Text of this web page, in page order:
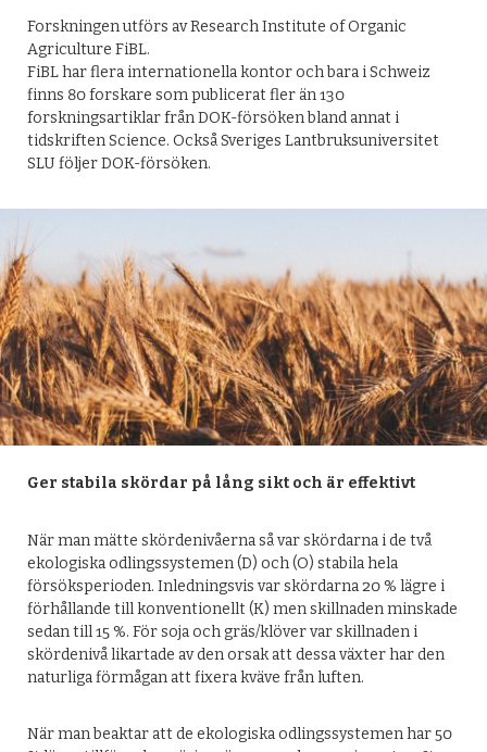
Forskningen utförs av Research Institute of Organic
Agriculture FiBL.
FiBL har flera internationella kontor och bara i Schweiz
finns 80 forskare som publicerat fler än 130
forskningsartiklar från DOK-försöken bland annat i
tidskriften Science. Också Sveriges Lantbruksuniversitet
SLU följer DOK-försöken.
Ger stabila skördar på lång sikt och är effektivt
När man mätte skördenivåerna så var skördarna i de två
ekologiska odlingssystemen (D) och (O) stabila hela
försöksperioden. Inledningsvis var skördarna 20 % lägre i
förhållande till konventionellt (K) men skillnaden minskade
sedan till 15 %. För soja och gräs/klöver var skillnaden i
skördenivå likartade av den orsak att dessa växter har den
naturliga förmågan att fixera kväve från luften.
När man beaktar att de ekologiska odlingssystemen har 50